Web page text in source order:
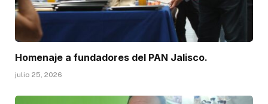
Homenaje a fundadores del PAN Jalisco.
julio 25, 2026